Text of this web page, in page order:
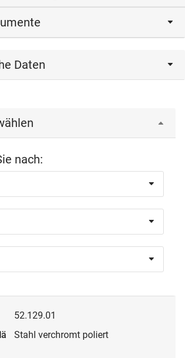
auf die Befestigungsplatten
mittels Sechskantschlüssel verspannt.
können.
Daten
nach:
52.129.01
Stahl verchromt poliert